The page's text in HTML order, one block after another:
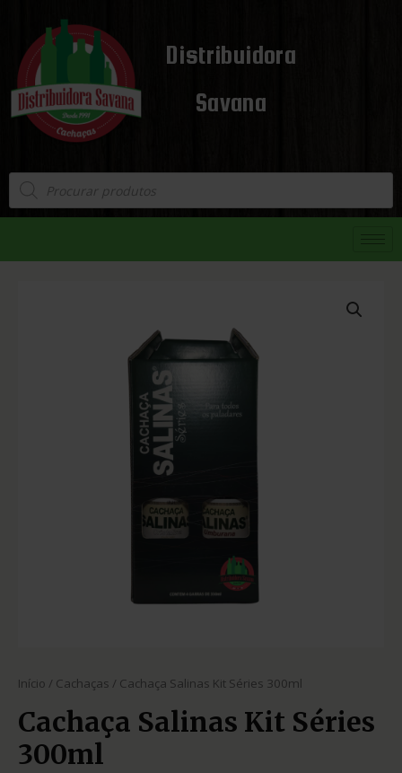
Distribuidora
Savana
Início / Cachaças / Cachaça Salinas Kit Séries 300ml
Cachaça Salinas Kit Séries
300ml